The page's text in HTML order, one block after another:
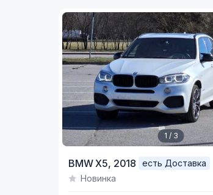
of
1 / 3
BMW X5, 2018
есть Доставка
Новинка